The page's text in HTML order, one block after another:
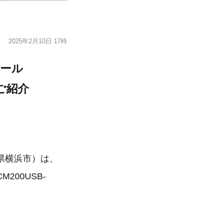
2025年2月10日 17時
ル
紹介
浜市）は、